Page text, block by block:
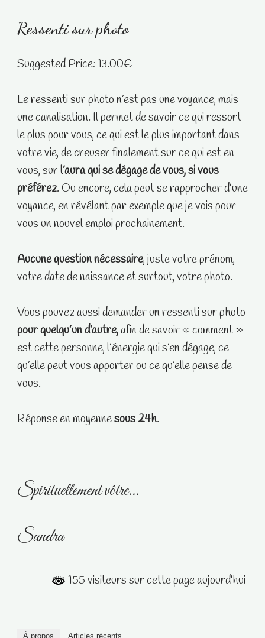
Ressenti sur photo
Suggested Price:13.00€
Le ressenti sur photo n’est pas une voyance, mais
une canalisation. Il permet de savoir ce qui ressort
le plus pour vous, ce qui est le plus important dans
votre vie, de creuser finalement sur ce qui est en
vous, surl’aura qui se dégage de vous, si vous
préférez. Ou encore, cela peut se rapprocher d’une
voyance, en révélant par exemple que je vois pour
vous un nouvel emploi prochainement.
Aucune question nécessaire, juste votre prénom,
votre date de naissance et surtout, votre photo.
Vous pouvez aussi demander un ressenti sur photo
pour quelqu’un d’autre,afin de savoir « comment »
est cette personne, l’énergie qui s’en dégage, ce
qu’elle peut vous apporter ou ce qu’elle pense de
vous.
Réponse en moyennesous 24h.
Spirituellement vôtre…
Sandra
155 visiteurs sur cette page aujourd'hui
À propos Articles récents